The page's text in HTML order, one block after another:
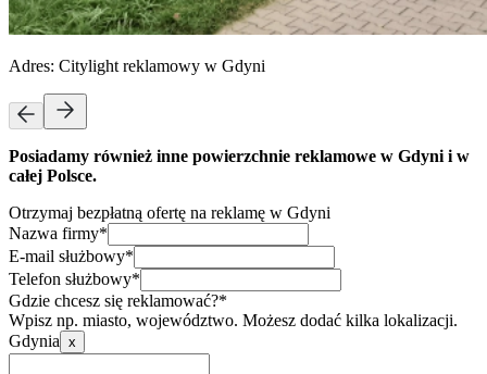
Adres: Citylight reklamowy w Gdyni
Posiadamy również inne powierzchnie reklamowe w Gdyni i w
całej Polsce.
Otrzymaj bezpłatną ofertę na reklamę w Gdyni
Nazwa firmy*
E-mail służbowy*
Telefon służbowy*
Gdzie chcesz się reklamować?*
Wpisz np. miasto, województwo. Możesz dodać kilka lokalizacji.
Gdynia x